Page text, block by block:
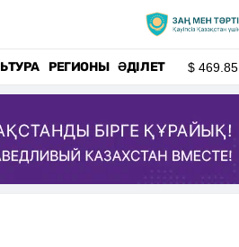
РЕГИОНЫ ӘДІЛЕТ $469.85